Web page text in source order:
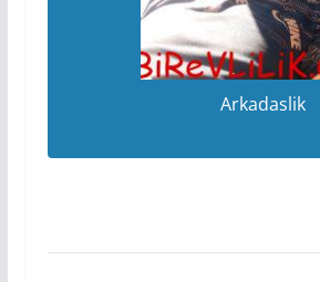
Arkadaslik